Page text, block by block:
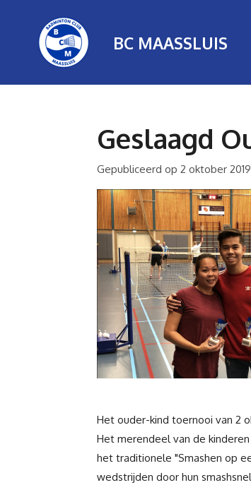
BC MAASSLUIS
Geslaagd
Gepubliceerd op 2 oktober
Het ouder-kind toernooi van 2
Het merendeel van de
het traditionele "Smashen op
wedstrijden door hun